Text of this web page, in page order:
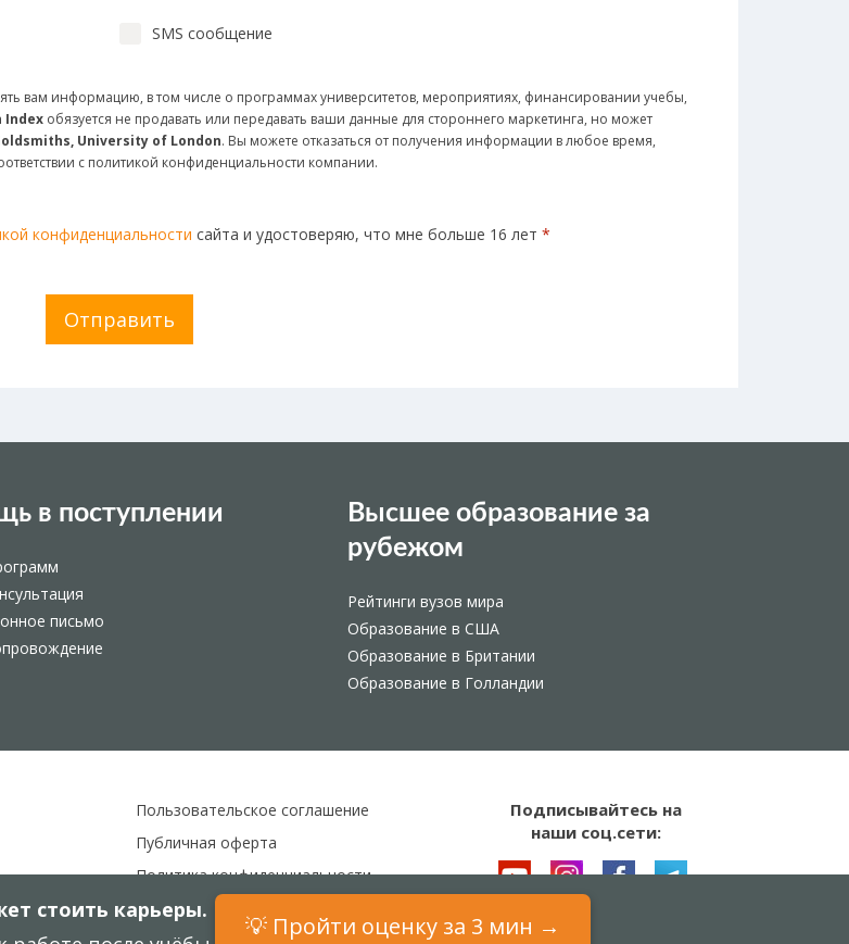
SMS сообщение
вам информацию, в том числе о программах университетов, мероприятиях, финансировании учебы,
Index обязуется не продавать или передавать ваши данные для стороннего маркетинга, но может
University of London. Вы можете отказаться от получения информации в любое время,
с политикой конфиденциальности компании.
конфиденциальности сайта и удостоверяю, что мне больше 16 лет *
Отправить
в поступлении
письмо
Высшее образование за
рубежом
Рейтинги вузов мира
Образование в США
Образование в Британии
Образование в Голландии
Пользовательское соглашение
Публичная оферта
Политика конфиденциальности
Подписывайтесь на
наши соц.сети:
стоить карьеры.
💡 Пройти оценку за 3 мин →